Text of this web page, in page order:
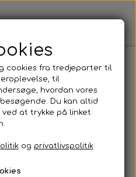
Nøgleblad
cookies fra tredjeparter til
til
hvordan vores
Du kan altid
at trykke på linket
og privatlivspolitik